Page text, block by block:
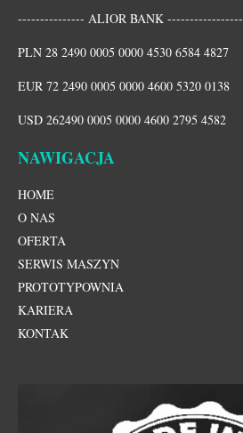
--------------- ALIOR BANK -----------------
PLN 28 2490 0005 0000 4530 6584 4827
EUR 72 2490 0005 0000 4600 5320 0138
USD 262490 0005 0000 4600 2795 4582
NAWIGACJA
HOME
O NAS
OFERTA
SERWIS MASZYN
PROTOTYPOWNIA
KARIERA
KONTAK